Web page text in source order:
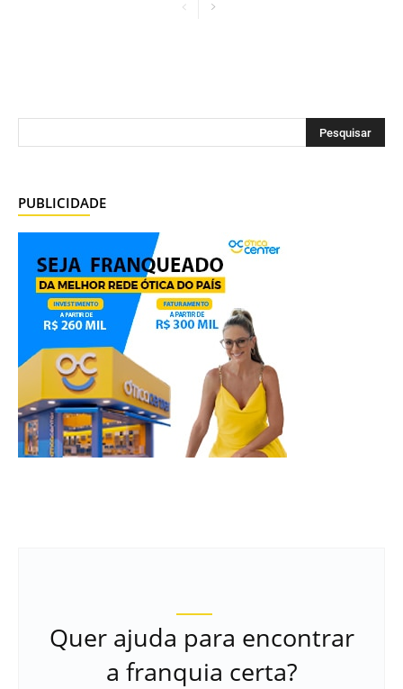
PUBLICIDADE
Quer ajuda para encontrar
a franquia certa?